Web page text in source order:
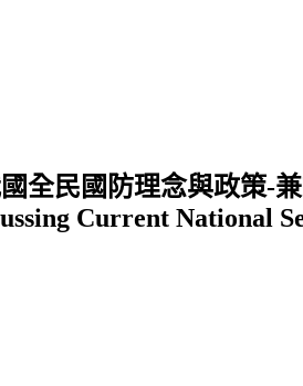
全民國防理念與政策-
Current National